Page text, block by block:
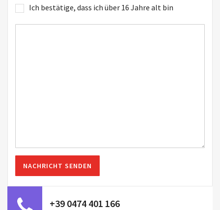
Ich bestätige, dass ich über 16 Jahre alt bin
+39 0474 401 166